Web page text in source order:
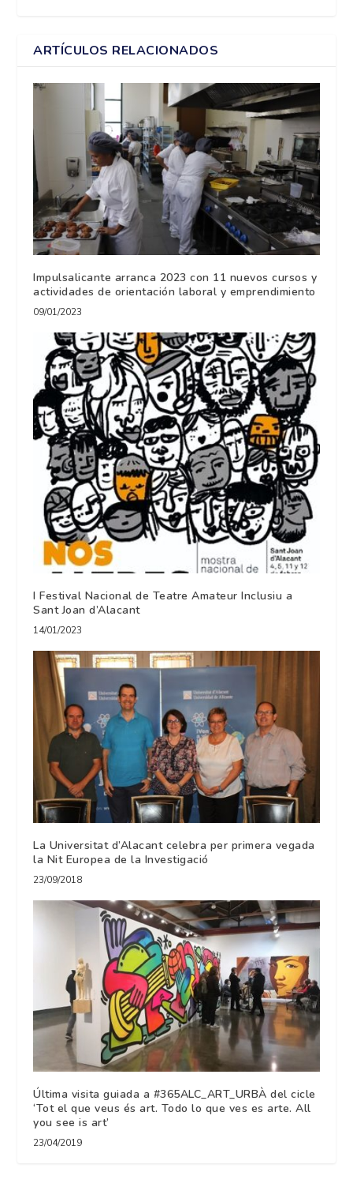
ARTÍCULOS RELACIONADOS
Impulsalicante arranca 2023 con 11 nuevos cursos y
actividades de orientación laboral y emprendimiento
09/01/2023
I Festival Nacional de Teatre Amateur Inclusiu a
Sant Joan d’Alacant
14/01/2023
La Universitat d’Alacant celebra per primera vegada
la Nit Europea de la Investigació
23/09/2018
Última visita guiada a #365ALC_ART_URBÀ del cicle
‘Tot el que veus és art. Todo lo que ves es arte. All
you see is art’
23/04/2019